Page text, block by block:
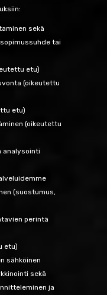
sekä
tai
etu)
(oikeutettu
etu)
(oikeutettu
analysointi
(suostumus,
perintä
etu)
sähköinen
sekä
ja